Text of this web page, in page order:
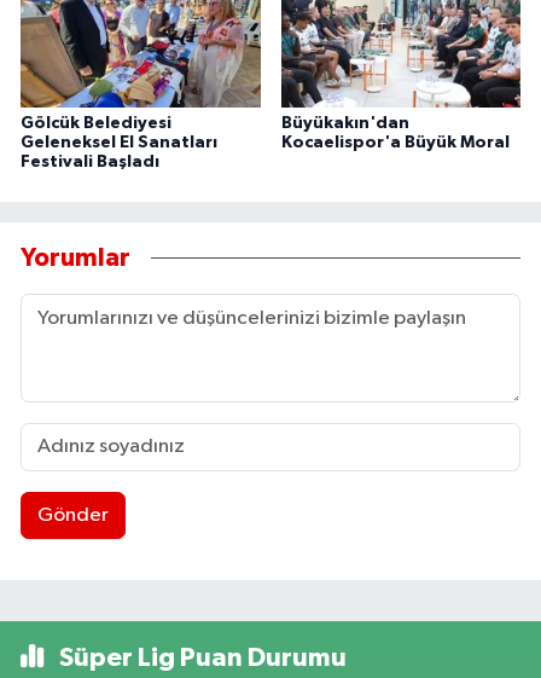
Gölcük Belediyesi
Geleneksel El Sanatları
Festivali Başladı
Büyükakın'dan
Kocaelispor'a Büyük Moral
Yorumlar
Gönder
Süper Lig Puan Durumu